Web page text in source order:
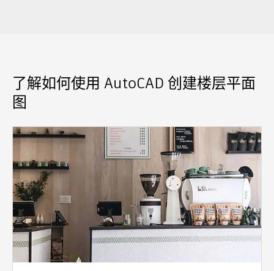
了解如何使用 AutoCAD 创建楼层平面
图